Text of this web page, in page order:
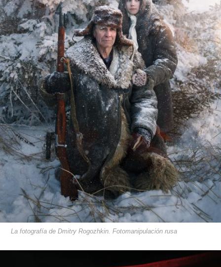
La fotografía de Dmitry Rogozhkin. Fotomanipulación rusa